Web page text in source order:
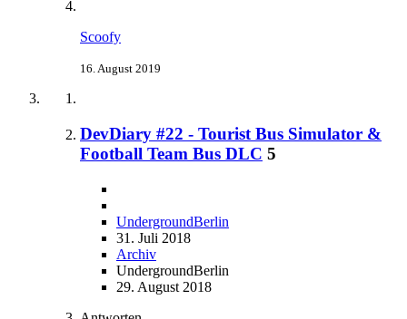
Scoofy
16. August 2019
DevDiary #22 - Tourist Bus Simulator &
Football Team Bus DLC 5
UndergroundBerlin
31. Juli 2018
Archiv
UndergroundBerlin
29. August 2018